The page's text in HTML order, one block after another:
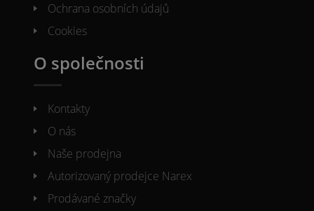
Ochrana osobních údajů
Cookies
O společnosti
Kontakty
O nás
Naše prodejna
Autorizovaný prodejce Narex
Prodávané značky